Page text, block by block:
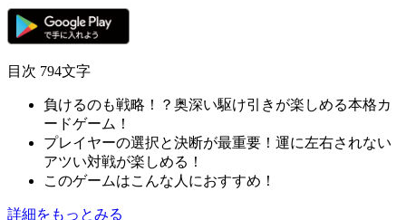
目次 794文字
負けるのも戦略！？奥深い駆け引きが楽しめる本格カ
ードゲーム！
プレイヤーの選択と決断が最重要！運に左右されない
アツい対戦が楽しめる！
このゲームはこんな人におすすめ！
詳細をもっとみる